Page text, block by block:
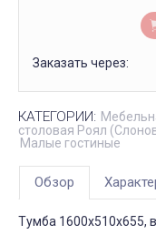
Заказать через:
КАТЕГОРИИ:
столовая Роял
Малые гостиные
Обзор
Тумба 1600х510х655,